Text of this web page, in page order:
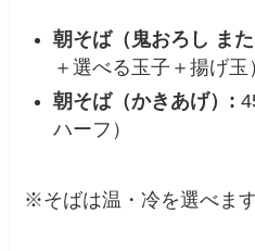
朝そば（鬼おろし ま
＋選べる玉子＋揚げ玉
朝そば（かきあげ）:
ハーフ）
※そばは温・冷を選べます